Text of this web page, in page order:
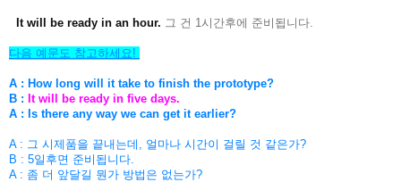
It will be ready in an hour. 그 건 1시간후에 준비됩니다.
다음 예문도 참고하세요!
A : How long will it take to finish the prototype?
B : It will be ready in five days.
A : Is there any way we can get it earlier?
A : 그 시제품을 끝내는데, 얼마나 시간이 걸릴 것 같은가?
B : 5일후면 준비됩니다.
A : 좀 더 앞달길 뭔가 방법은 없는가?